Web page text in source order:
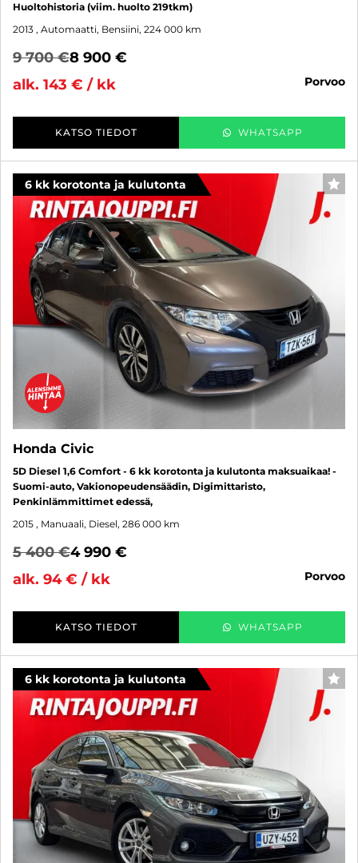
Huoltohistoria (viim. huolto 219tkm)
2013 , Automaatti, Bensiini, 224 000 km
9 700 €8 900 €
alk. 143 € / kk
porvoo
KATSO TIEDOT WHATSAPP
6 kk korotonta ja kulutonta
Honda Civic
5D Diesel 1,6 Comfort - 6 kk korotonta ja kulutonta maksuaikaa! -
Suomi-auto, Vakionopeudensäädin, Digimittaristo,
Penkinlämmittimet edessä,
2015 , Manuaali, Diesel, 286 000 km
5 400 €4 990 €
alk. 94 € / kk
porvoo
KATSO TIEDOT WHATSAPP
6 kk korotonta ja kulutonta